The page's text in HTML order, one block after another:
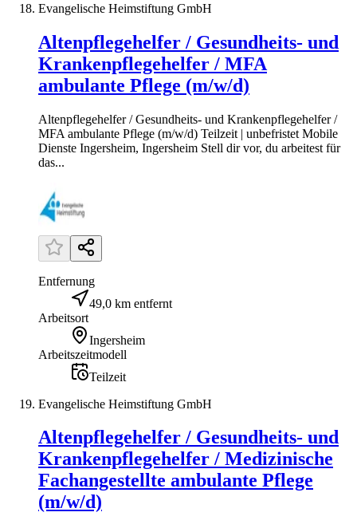
Evangelische Heimstiftung GmbH
Altenpflegehelfer / Gesundheits- und
Krankenpflegehelfer / MFA
ambulante Pflege (m/w/d)
Altenpflegehelfer / Gesundheits- und Krankenpflegehelfer /
MFA ambulante Pflege (m/w/d) Teilzeit | unbefristet Mobile
Dienste Ingersheim, Ingersheim Stell dir vor, du arbeitest für
das...
Entfernung
49,0 km entfernt
Arbeitsort
Ingersheim
Arbeitszeitmodell
Teilzeit
Evangelische Heimstiftung GmbH
Altenpflegehelfer / Gesundheits- und
Krankenpflegehelfer / Medizinische
Fachangestellte ambulante Pflege
(m/w/d)